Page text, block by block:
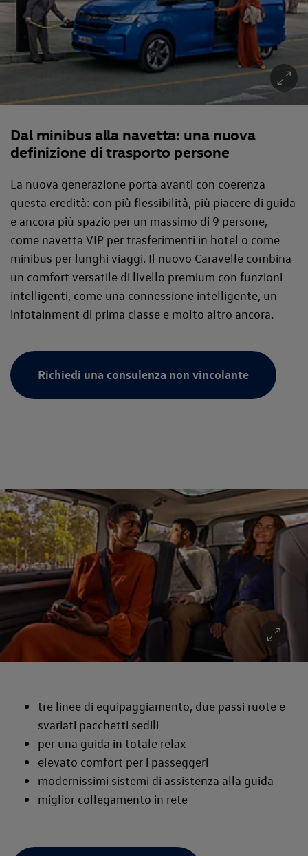
Dal minibus alla navetta: una nuova
definizione di trasporto persone
La nuova generazione porta avanti con coerenza
questa eredità: con più flessibilità, più piacere di guida
e ancora più spazio per un massimo di 9 persone,
come navetta VIP per trasferimenti in hotel o come
minibus per lunghi viaggi. Il nuovo Caravelle combina
un comfort versatile di livello premium con funzioni
intelligenti, come una connessione intelligente, un
infotainment di prima classe e molto altro ancora.
Richiedi una consulenza non vincolante
tre linee di equipaggiamento, due passi ruote e
svariati pacchetti sedili
per una guida in totale relax
elevato comfort per i passeggeri
modernissimi sistemi di assistenza alla guida
miglior collegamento in rete